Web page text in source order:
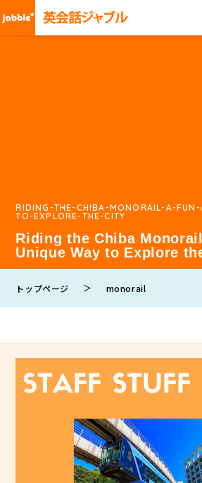
RIDING-THE-CHIBA-MONORAIL-A-
TO-EXPLORE-THE-CITY
Riding the Chiba
Unique Way to Explore
トップページ ＞ monorail